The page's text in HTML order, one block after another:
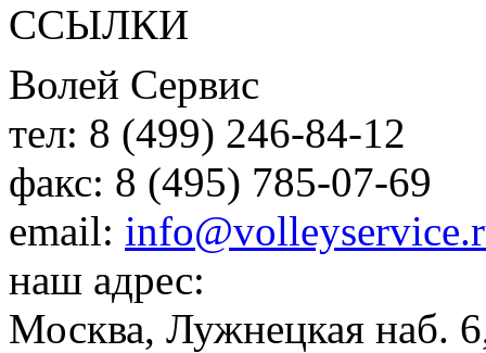
ССЫЛКИ
Волей Сервис
тел: 8 (499) 246-84-12
факс: 8 (495) 785-07-69
email:
наш адрес:
Москва, Лужнецкая наб.